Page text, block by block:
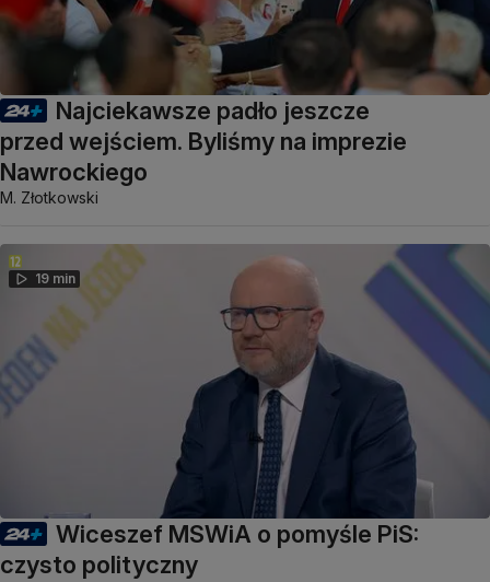
Najciekawsze padło jeszcze
przed wejściem. Byliśmy na imprezie
Nawrockiego
M. Złotkowski
19 min
Wiceszef MSWiA o pomyśle PiS:
czysto polityczny